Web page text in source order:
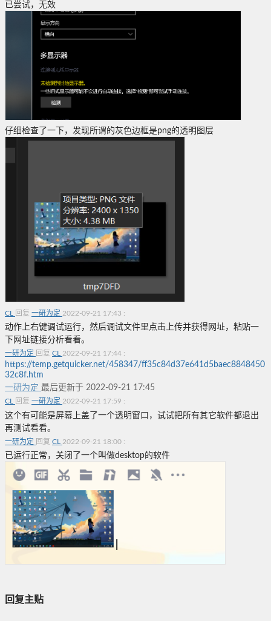
已尝试，无效
仔细检查了一下，发现所谓的灰色边框是png的透明图层
CL 回复 一研为定 2022-09-21 17:43 :
动作上右键调试运行，然后调试文件里点击上传并获得网址，粘贴一
下网址链接分析看看。
一研为定 回复 CL 2022-09-21 17:44 :
https://temp.getquicker.net/458347/ff35c84d37e641d5baec8848450
32c8f.htm
一研为定 最后更新于 2022-09-21 17:45
CL 回复 一研为定 2022-09-21 17:59 :
这个有可能是屏幕上盖了一个透明窗口，试试把所有其它软件都退出
再测试看看。
一研为定 回复 CL 2022-09-21 18:00 :
已运行正常，关闭了一个叫做desktop的软件
回复主贴